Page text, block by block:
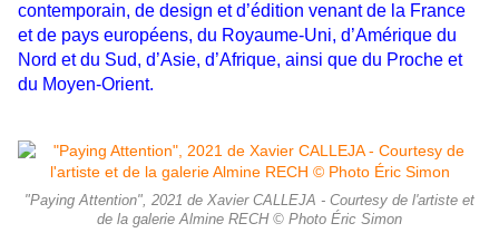
contemporain, de design et d’édition venant de la France
et de pays européens, du Royaume-Uni, d’Amérique du
Nord et du Sud, d’Asie, d’Afrique, ainsi que du Proche et
du Moyen-Orient.
"Paying Attention", 2021 de Xavier CALLEJA - Courtesy de l'artiste et
de la galerie Almine RECH © Photo Éric Simon